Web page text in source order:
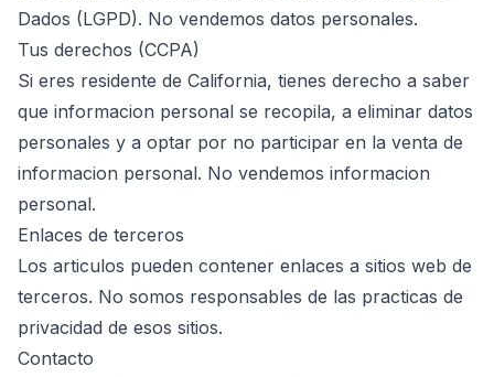
Dados (LGPD). No vendemos datos personales.
Tus derechos (CCPA)
Si eres residente de California, tienes derecho a saber
que informacion personal se recopila, a eliminar datos
personales y a optar por no participar en la venta de
informacion personal. No vendemos informacion
personal.
Enlaces de terceros
Los articulos pueden contener enlaces a sitios web de
terceros. No somos responsables de las practicas de
privacidad de esos sitios.
Contacto